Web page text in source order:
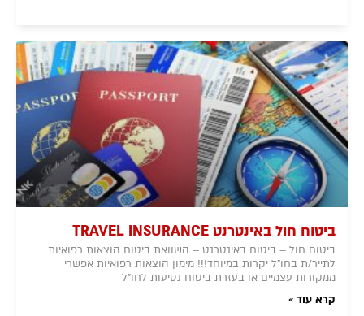
ביטוח חול באינטרנט TRAVEL INSURANCE
ביטוח חול – ביטוח באינטרנט – השוואת ביטוח הוצאות רפואיות
לתייר/ת בחו"ל יקרות במיוחד!!! מימון הוצאות רפואיות אפשרי
ממקורות עצמיים או בעזרת ביטוח נסיעות לחו"ל
קרא עוד »